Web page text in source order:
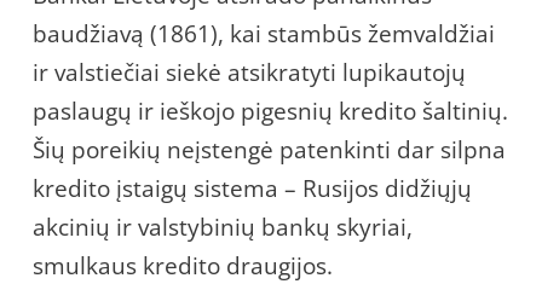
baudžiavą (1861), kai stambūs žemvaldžiai
ir valstiečiai siekė atsikratyti lupikautojų
paslaugų ir ieškojo pigesnių kredito šaltinių.
Šių poreikių neįstengė patenkinti dar silpna
kredito įstaigų sistema – Rusijos didžiųjų
akcinių ir valstybinių bankų skyriai,
smulkaus kredito draugijos.